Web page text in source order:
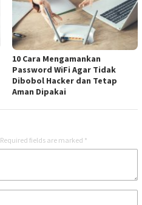
10 Cara Mengamankan
Password WiFi Agar Tidak
Dibobol Hacker dan Tetap
Aman Dipakai
Required fields are marked *